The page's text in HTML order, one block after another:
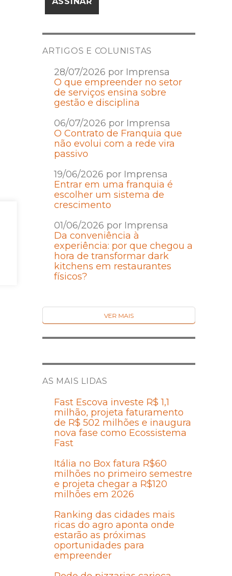
ARTIGOS E COLUNISTAS
28/07/2026 por Imprensa
O que empreender no setor
de serviços ensina sobre
gestão e disciplina
06/07/2026 por Imprensa
O Contrato de Franquia que
não evolui com a rede vira
passivo
19/06/2026 por Imprensa
Entrar em uma franquia é
escolher um sistema de
crescimento
01/06/2026 por Imprensa
Da conveniência à
experiência: por que chegou a
hora de transformar dark
kitchens em restaurantes
físicos?
VER MAIS
AS MAIS LIDAS
Fast Escova investe R$ 1,1
milhão, projeta faturamento
de R$ 502 milhões e inaugura
nova fase como Ecossistema
Fast
Itália no Box fatura R$60
milhões no primeiro semestre
e projeta chegar a R$120
milhões em 2026
Ranking das cidades mais
ricas do agro aponta onde
estarão as próximas
oportunidades para
empreender